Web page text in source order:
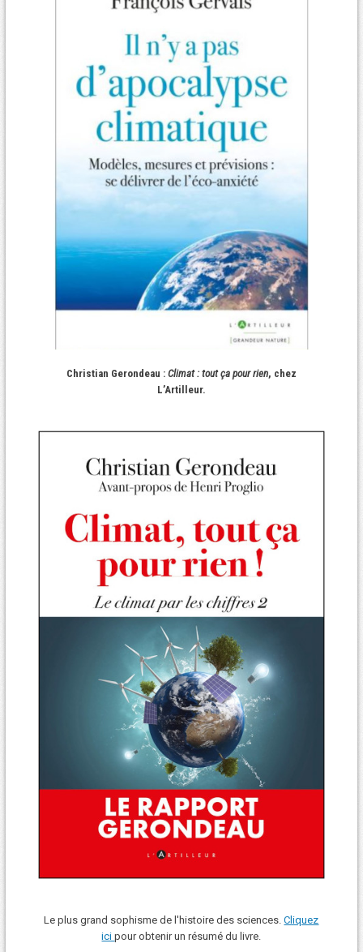
Christian Gerondeau : Climat : tout ça pour rien, chez
L’Artilleur.
Le plus grand sophisme de l'histoire des sciences.Cliquez
icipour obtenir un résumé du livre.